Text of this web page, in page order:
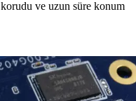
korudu ve uzun süre konum